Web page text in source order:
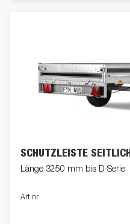
SCHUTZLEISTE SEITLICH
Länge 3250 mm bis D-Serie
Art nr